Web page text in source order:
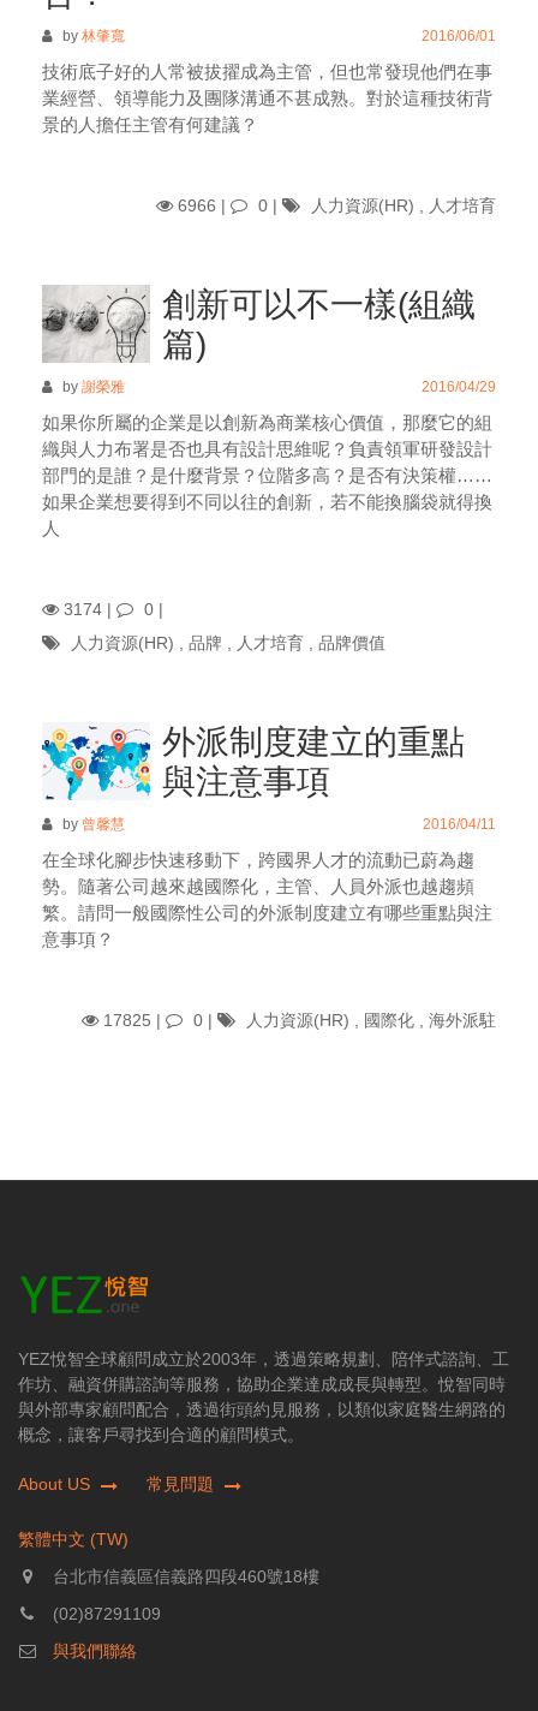
by 林肇寬 2016/06/01
技術底子好的人常被拔擢成為主管，但也常發現他們在事
業經營、領導能力及團隊溝通不甚成熟。對於這種技術背
景的人擔任主管有何建議？
6966 | 0 | 人力資源(HR) 人才培育
創新可以不一樣(組織
篇)
by 謝榮雅 2016/04/29
如果你所屬的企業是以創新為商業核心價值，那麼它的組
織與人力布署是否也具有設計思維呢？負責領軍研發設計
部門的是誰？是什麼背景？位階多高？是否有決策權……
如果企業想要得到不同以往的創新，若不能換腦袋就得換
人
3174 | 0 |
人力資源(HR)
品牌 人才培育 品牌價值
外派制度建立的重點
與注意事項
by 曾馨慧 2016/04/11
在全球化腳步快速移動下，跨國界人才的流動已蔚為趨
勢。隨著公司越來越國際化，主管、人員外派也越趨頻
繁。請問一般國際性公司的外派制度建立有哪些重點與注
意事項？
17825 | 0 | 人力資源(HR) 國際化 海外派駐
YEZ悅智全球顧問成立於2003年，透過策略規劃、陪伴式諮詢、工
作坊、融資併購諮詢等服務，協助企業達成成長與轉型。悅智同時
與外部專家顧問配合，透過街頭約見服務，以類似家庭醫生網路的
概念，讓客戶尋找到合適的顧問模式。
About US 常見問題
繁體中文 (TW)
台北市信義區信義路四段460號18樓
(02)87291109
與我們聯絡